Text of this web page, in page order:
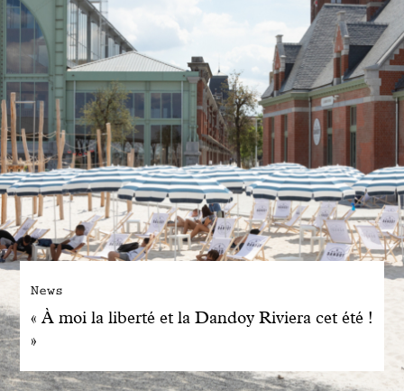
Manifesto
Dandoy Family
Boutiques
Mon compte
E-Shop
News
« À moi la liberté et la Dandoy Riviera cet été !
»